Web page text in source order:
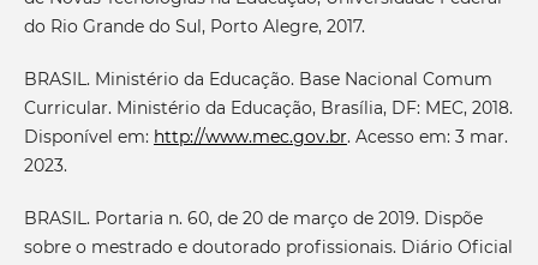
do Rio Grande do Sul, Porto Alegre, 2017.
BRASIL. Ministério da Educação. Base Nacional Comum
Curricular. Ministério da Educação, Brasília, DF: MEC, 2018.
Disponível em: http://www.mec.gov.br. Acesso em: 3 mar.
2023.
BRASIL. Portaria n. 60, de 20 de março de 2019. Dispõe
sobre o mestrado e doutorado profissionais. Diário Oficial